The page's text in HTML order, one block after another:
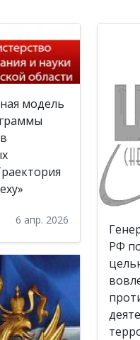
модель
6 апр. 2026
РФ